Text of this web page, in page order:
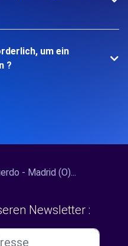
um ein
?
- Madrid (O)...
Newsletter :